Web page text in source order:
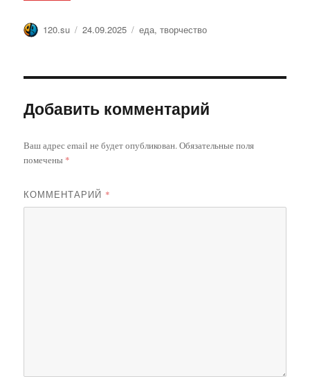
Автор
120.su Опубликовано
24.09.2025 Метки
еда,творчество
Добавить комментарий
Ваш адрес email не будет опубликован.Обязательные поля
помечены *
КОММЕНТАРИЙ *